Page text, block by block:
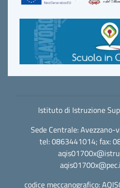
Istituto di Istruzione
Sede Centrale:
tel: 0863441014; fax:
codice meccanografico: